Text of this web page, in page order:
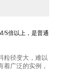
S倍以上，是普通
粒径变大，难以
广泛的实例，